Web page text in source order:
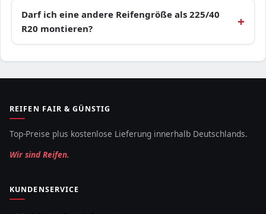
Darf ich eine andere Reifengröße als 225/40
R20 montieren?
REIFEN FAIR & GÜNSTIG
Top-Preise plus kostenlose Lieferung innerhalb Deutschlands.
Wir sind Reifen.
KUNDENSERVICE